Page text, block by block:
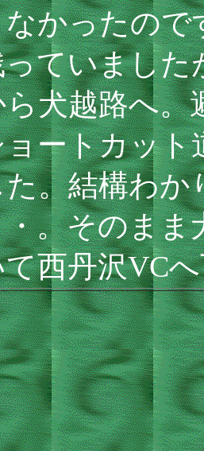
かったので
ていました
犬越路へ。
ートカット
。結構わ
。そのまま
西丹沢VC